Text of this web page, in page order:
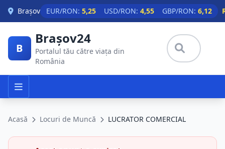
Skip to main content
Brașov EUR/RON: 5,25 USD/RON: 4,55 GBP/RON: 6,12
B
Brașov24
Portalul tău către viața din
România
Acasă Locuri de Muncă LUCRATOR COMERCIAL